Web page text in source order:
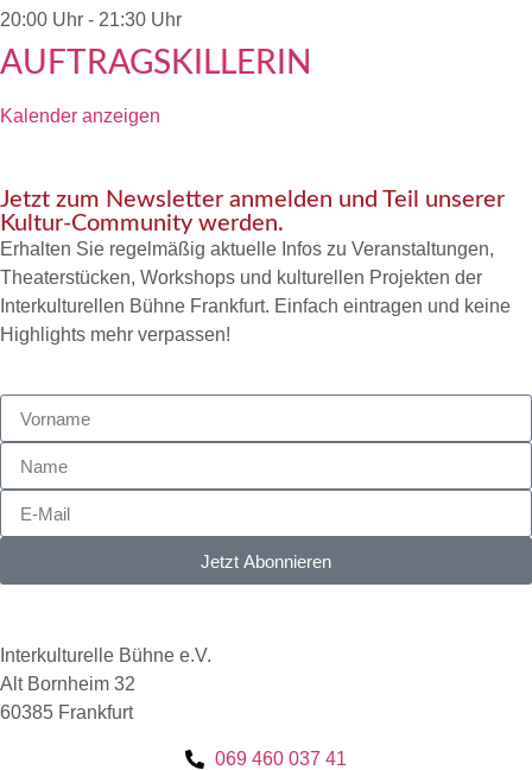
20:00 Uhr - 21:30 Uhr
AUFTRAGSKILLERIN
Kalender anzeigen
Jetzt zum Newsletter anmelden und Teil unserer
Kultur-Community werden.
Erhalten Sie regelmäßig aktuelle Infos zu Veranstaltungen,
Theaterstücken, Workshops und kulturellen Projekten der
Interkulturellen Bühne Frankfurt. Einfach eintragen und keine
Highlights mehr verpassen!
Jetzt Abonnieren
Interkulturelle Bühne e.V.
Alt Bornheim 32
60385 Frankfurt
069 460 037 41